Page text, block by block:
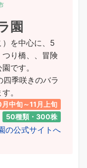
園
を中心に、5
り橋、、冒険
です。
季咲きのバラ
。
中旬～11月上旬
50種類・300株
の公式サイトへ